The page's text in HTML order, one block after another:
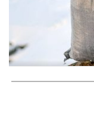
اولیه با کولبری